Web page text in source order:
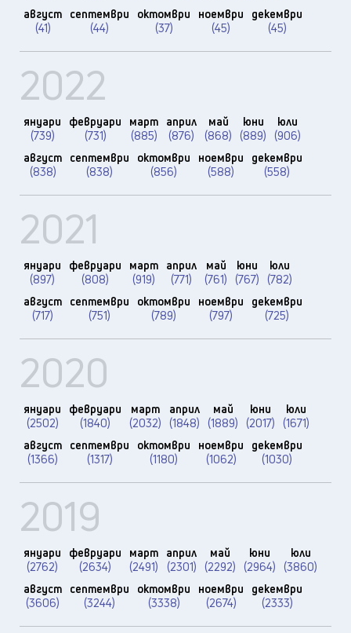
август
(41)
септември
(44)
октомври
(37)
ноември
(45)
декември
(45)
2022
януари
(739)
февруари
(731)
март
(885)
април
(876)
май
(868)
юни
(889)
юли
(906)
август
(838)
септември
(838)
октомври
(856)
ноември
(588)
декември
(558)
2021
януари
(897)
февруари
(808)
март
(919)
април
(771)
май
(761)
юни
(767)
юли
(782)
август
(717)
септември
(751)
октомври
(789)
ноември
(797)
декември
(725)
2020
януари
(2502)
февруари
(1840)
март
(2032)
април
(1848)
май
(1889)
юни
(2017)
юли
(1671)
август
(1366)
септември
(1317)
октомври
(1180)
ноември
(1062)
декември
(1030)
2019
януари
(2762)
февруари
(2634)
март
(2491)
април
(2301)
май
(2292)
юни
(2964)
юли
(3860)
август
(3606)
септември
(3244)
октомври
(3338)
ноември
(2674)
декември
(2333)